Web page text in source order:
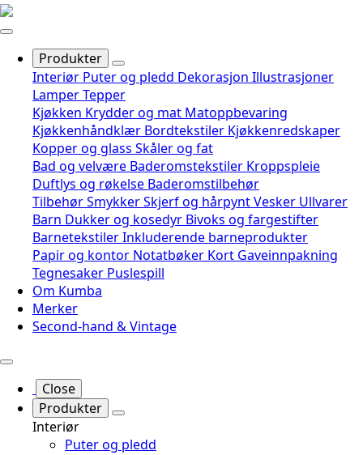
Produkter
Interiør Puter og pledd Dekorasjon Illustrasjoner
LamperTepper
Kjøkken Krydder og mat Matoppbevaring
Kjøkkenhåndklær Bordtekstiler Kjøkkenredskaper
Kopper og glass Skåler og fat
Bad og velvære Baderomstekstiler Kroppspleie
Duftlys og røkelse Baderomstilbehør
TilbehørSmykkerSkjerf og hårpyntVesker Ullvarer
Barn Dukker og kosedyr Bivoks og fargestifter
BarnetekstilerInkluderende barneprodukter
Papir og kontor Notatbøker Kort Gaveinnpakning
Tegnesaker Puslespill
Om Kumba
Merker
Second-hand & Vintage
Close
Produkter
Interiør
Puter og pledd